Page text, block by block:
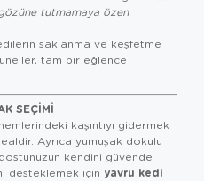
tutmamaya özen
saklanma ve keşfetme
tam bir eğlence
SEÇIMI
kaşıntıyı gidermek
Ayrıca yumuşak dokulu
kendini güvende
desteklemek için yavru kedi